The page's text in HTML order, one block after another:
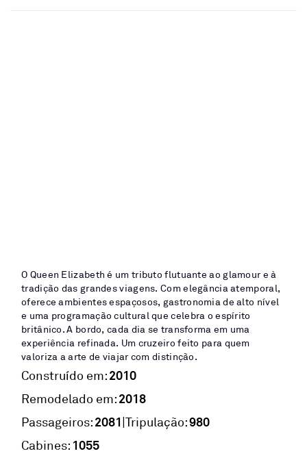
O Queen Elizabeth é um tributo flutuante ao glamour e à
tradição das grandes viagens. Com elegância atemporal,
oferece ambientes espaçosos, gastronomia de alto nível
e uma programação cultural que celebra o espírito
britânico. A bordo, cada dia se transforma em uma
experiência refinada. Um cruzeiro feito para quem
valoriza a arte de viajar com distinção.
Construído em:2010
Remodelado em:2018
Passageiros:2081|Tripulação:980
Cabines: 1055